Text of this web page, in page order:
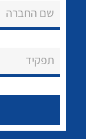
לכל מוצרי היצרן
שם החברה
תפקיד